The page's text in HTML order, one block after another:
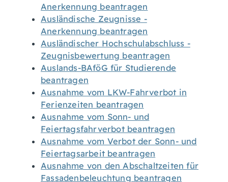
Anerkennung beantragen
Ausländische Zeugnisse -
Anerkennung beantragen
Ausländischer Hochschulabschluss -
Zeugnisbewertung beantragen
Auslands-BAföG für Studierende
beantragen
Ausnahme vom LKW-Fahrverbot in
Ferienzeiten beantragen
Ausnahme vom Sonn- und
Feiertagsfahrverbot beantragen
Ausnahme vom Verbot der Sonn- und
Feiertagsarbeit beantragen
Ausnahme von den Abschaltzeiten für
Fassadenbeleuchtung beantragen